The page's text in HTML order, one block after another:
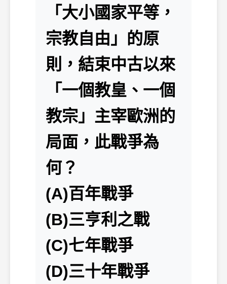
「大小國家平等，
宗教自由」的原
則，結束中古以來
「一個教皇、一個
教宗」主宰歐洲的
局面，此戰爭為
何？
(A)百年戰爭
(B)三亨利之戰
(C)七年戰爭
(D)三十年戰爭